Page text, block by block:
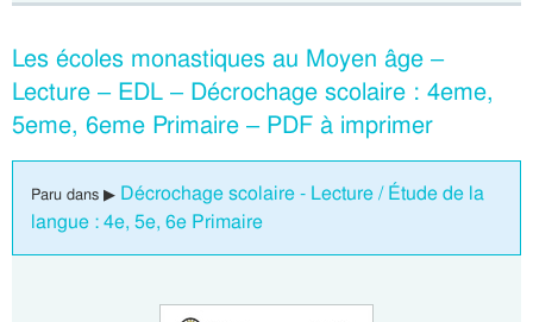
Les écoles monastiques au Moyen âge –
Lecture – EDL – Décrochage scolaire : 4eme,
5eme, 6eme Primaire – PDF à imprimer
Paru dans ▶ Décrochage scolaire - Lecture / Étude de la
langue : 4e, 5e, 6e Primaire